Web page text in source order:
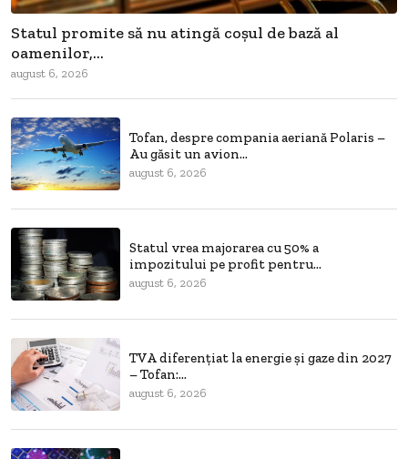
Statul promite să nu atingă coșul de bază al
oamenilor,...
august 6, 2026
Tofan, despre compania aeriană Polaris –
Au găsit un avion...
august 6, 2026
Statul vrea majorarea cu 50% a
impozitului pe profit pentru...
august 6, 2026
TVA diferențiat la energie și gaze din 2027
– Tofan:...
august 6, 2026